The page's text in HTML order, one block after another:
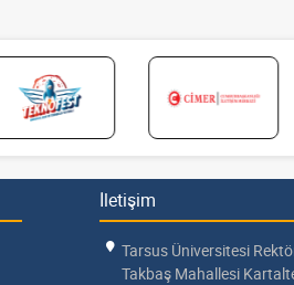
İletişim
Tarsus Üniversitesi
Takbaş Mahallesi